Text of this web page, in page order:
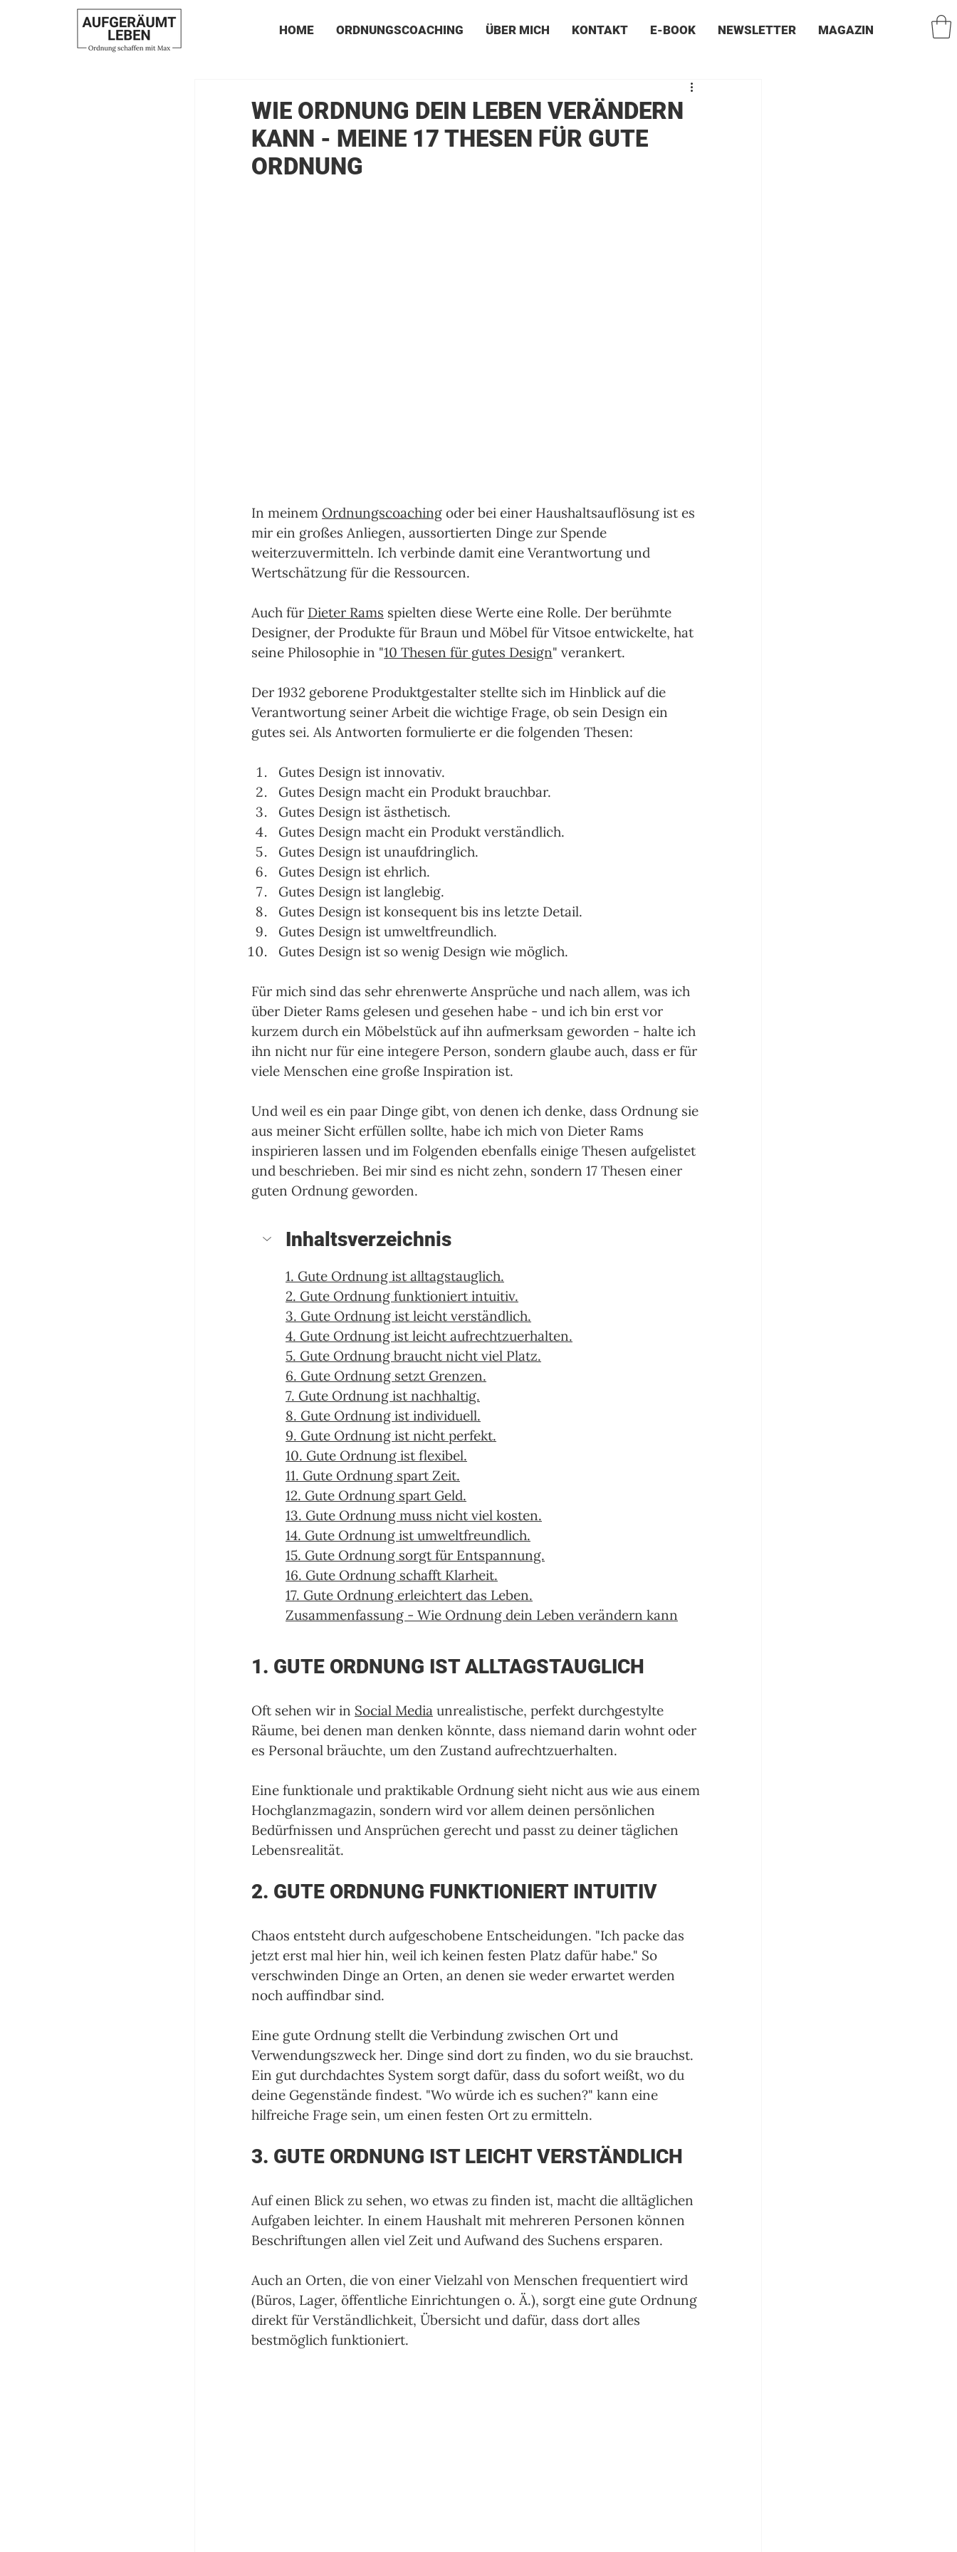
HOME ORDNUNGSCOACHING ÜBER MICH KONTAKT E-BOOK NEWSLETTER MAGAZIN
WIE ORDNUNG DEIN LEBEN VERÄNDERN
KANN - MEINE 17 THESEN FÜR GUTE
ORDNUNG
In meinem Ordnungscoaching oder bei einer Haushaltsauflösung ist es
mir ein großes Anliegen, aussortierten Dinge zur Spende
weiterzuvermitteln. Ich verbinde damit eine Verantwortung und
Wertschätzung für die Ressourcen.
Auch für Dieter Rams spielten diese Werte eine Rolle. Der berühmte
Designer, der Produkte für Braun und Möbel für Vitsoe entwickelte, hat
seine Philosophie in "10 Thesen für gutes Design" verankert.
Der 1932 geborene Produktgestalter stellte sich im Hinblick auf die
Verantwortung seiner Arbeit die wichtige Frage, ob sein Design ein
gutes sei. Als Antworten formulierte er die folgenden Thesen:
Gutes Design ist innovativ.
Gutes Design macht ein Produkt brauchbar.
Gutes Design ist ästhetisch.
Gutes Design macht ein Produkt verständlich.
Gutes Design ist unaufdringlich.
Gutes Design ist ehrlich.
Gutes Design ist langlebig.
Gutes Design ist konsequent bis ins letzte Detail.
Gutes Design ist umweltfreundlich.
Gutes Design ist so wenig Design wie möglich.
Für mich sind das sehr ehrenwerte Ansprüche und nach allem, was ich
über Dieter Rams gelesen und gesehen habe - und ich bin erst vor
kurzem durch ein Möbelstück auf ihn aufmerksam geworden - halte ich
ihn nicht nur für eine integere Person, sondern glaube auch, dass er für
viele Menschen eine große Inspiration ist.
Und weil es ein paar Dinge gibt, von denen ich denke, dass Ordnung sie
aus meiner Sicht erfüllen sollte, habe ich mich von Dieter Rams
inspirieren lassen und im Folgenden ebenfalls einige Thesen aufgelistet
und beschrieben. Bei mir sind es nicht zehn, sondern 17 Thesen einer
guten Ordnung geworden.
Inhaltsverzeichnis
1. Gute Ordnung ist alltagstauglich.
2. Gute Ordnung funktioniert intuitiv.
3. Gute Ordnung ist leicht verständlich.
4. Gute Ordnung ist leicht aufrechtzuerhalten.
5. Gute Ordnung braucht nicht viel Platz.
6. Gute Ordnung setzt Grenzen.
7. Gute Ordnung ist nachhaltig.
8. Gute Ordnung ist individuell.
9. Gute Ordnung ist nicht perfekt.
10. Gute Ordnung ist flexibel.
11. Gute Ordnung spart Zeit.
12. Gute Ordnung spart Geld.
13. Gute Ordnung muss nicht viel kosten.
14. Gute Ordnung ist umweltfreundlich.
15. Gute Ordnung sorgt für Entspannung.
16. Gute Ordnung schafft Klarheit.
17. Gute Ordnung erleichtert das Leben.
Zusammenfassung - Wie Ordnung dein Leben verändern kann
1. GUTE ORDNUNG IST ALLTAGSTAUGLICH
Oft sehen wir in Social Media unrealistische, perfekt durchgestylte
Räume, bei denen man denken könnte, dass niemand darin wohnt oder
es Personal bräuchte, um den Zustand aufrechtzuerhalten.
Eine funktionale und praktikable Ordnung sieht nicht aus wie aus einem
Hochglanzmagazin, sondern wird vor allem deinen persönlichen
Bedürfnissen und Ansprüchen gerecht und passt zu deiner täglichen
Lebensrealität.
2. GUTE ORDNUNG FUNKTIONIERT INTUITIV
Chaos entsteht durch aufgeschobene Entscheidungen. "Ich packe das
jetzt erst mal hier hin, weil ich keinen festen Platz dafür habe." So
verschwinden Dinge an Orten, an denen sie weder erwartet werden
noch auffindbar sind.
Eine gute Ordnung stellt die Verbindung zwischen Ort und
Verwendungszweck her. Dinge sind dort zu finden, wo du sie brauchst.
Ein gut durchdachtes System sorgt dafür, dass du sofort weißt, wo du
deine Gegenstände findest. "Wo würde ich es suchen?" kann eine
hilfreiche Frage sein, um einen festen Ort zu ermitteln.
3. GUTE ORDNUNG IST LEICHT VERSTÄNDLICH
Auf einen Blick zu sehen, wo etwas zu finden ist, macht die alltäglichen
Aufgaben leichter. In einem Haushalt mit mehreren Personen können
Beschriftungen allen viel Zeit und Aufwand des Suchens ersparen.
Auch an Orten, die von einer Vielzahl von Menschen frequentiert wird
(Büros, Lager, öffentliche Einrichtungen o. Ä.), sorgt eine gute Ordnung
direkt für Verständlichkeit, Übersicht und dafür, dass dort alles
bestmöglich funktioniert.